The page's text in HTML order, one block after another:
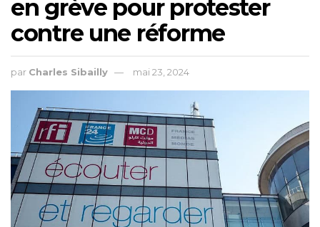
en grève pour protester
contre une réforme
par Charles Sibailly mai 23, 2024